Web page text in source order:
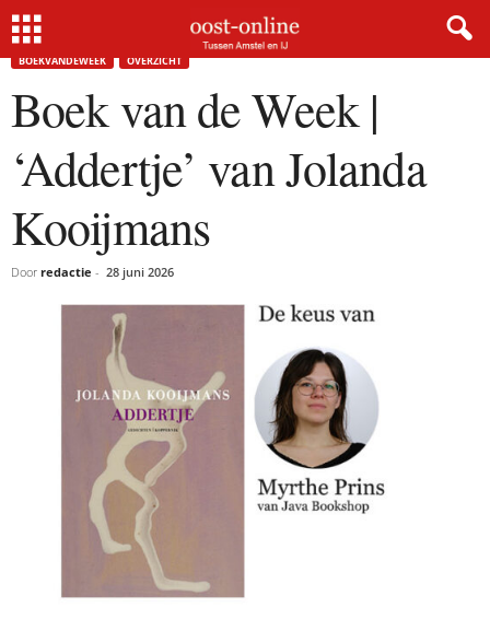
Home Boek van de Week | ‘Addertje’ van Jolanda Kooijmans
BOEKVANDEWEEK OVERZICHT
Boek van de Week |
‘Addertje’ van Jolanda
Kooijmans
Door redactie - 28 juni 2026